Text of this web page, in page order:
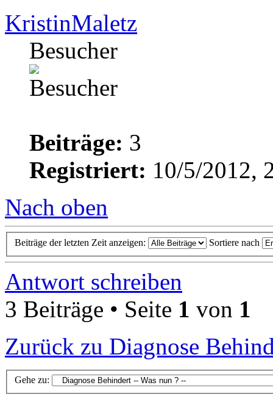
KristinMaletz
Besucher
Beiträge: 3
Registriert: 10/5/2012,
Nach oben
Beiträge der letzten Zeit anzeigen: Sortiere nach
Antwort schreiben
3 Beiträge • Seite 1 von 1
Zurück zu Diagnose
Gehe zu: